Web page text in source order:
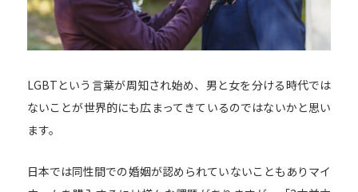
LGBTという言葉が周知され始め、男と女を分ける時代では
ないことが世界的にも広まってきているのではないかと思い
ます。
日本では同性間での婚姻が認められていないこともありマイ